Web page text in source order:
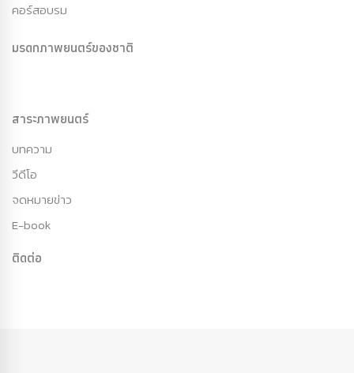
คอร์สอบรม
มรดกภาพยนตร์ของชาติ
สาระภาพยนตร์
บทความ
วีดีโอ
จดหมายข่าว
E-book
ติดต่อ